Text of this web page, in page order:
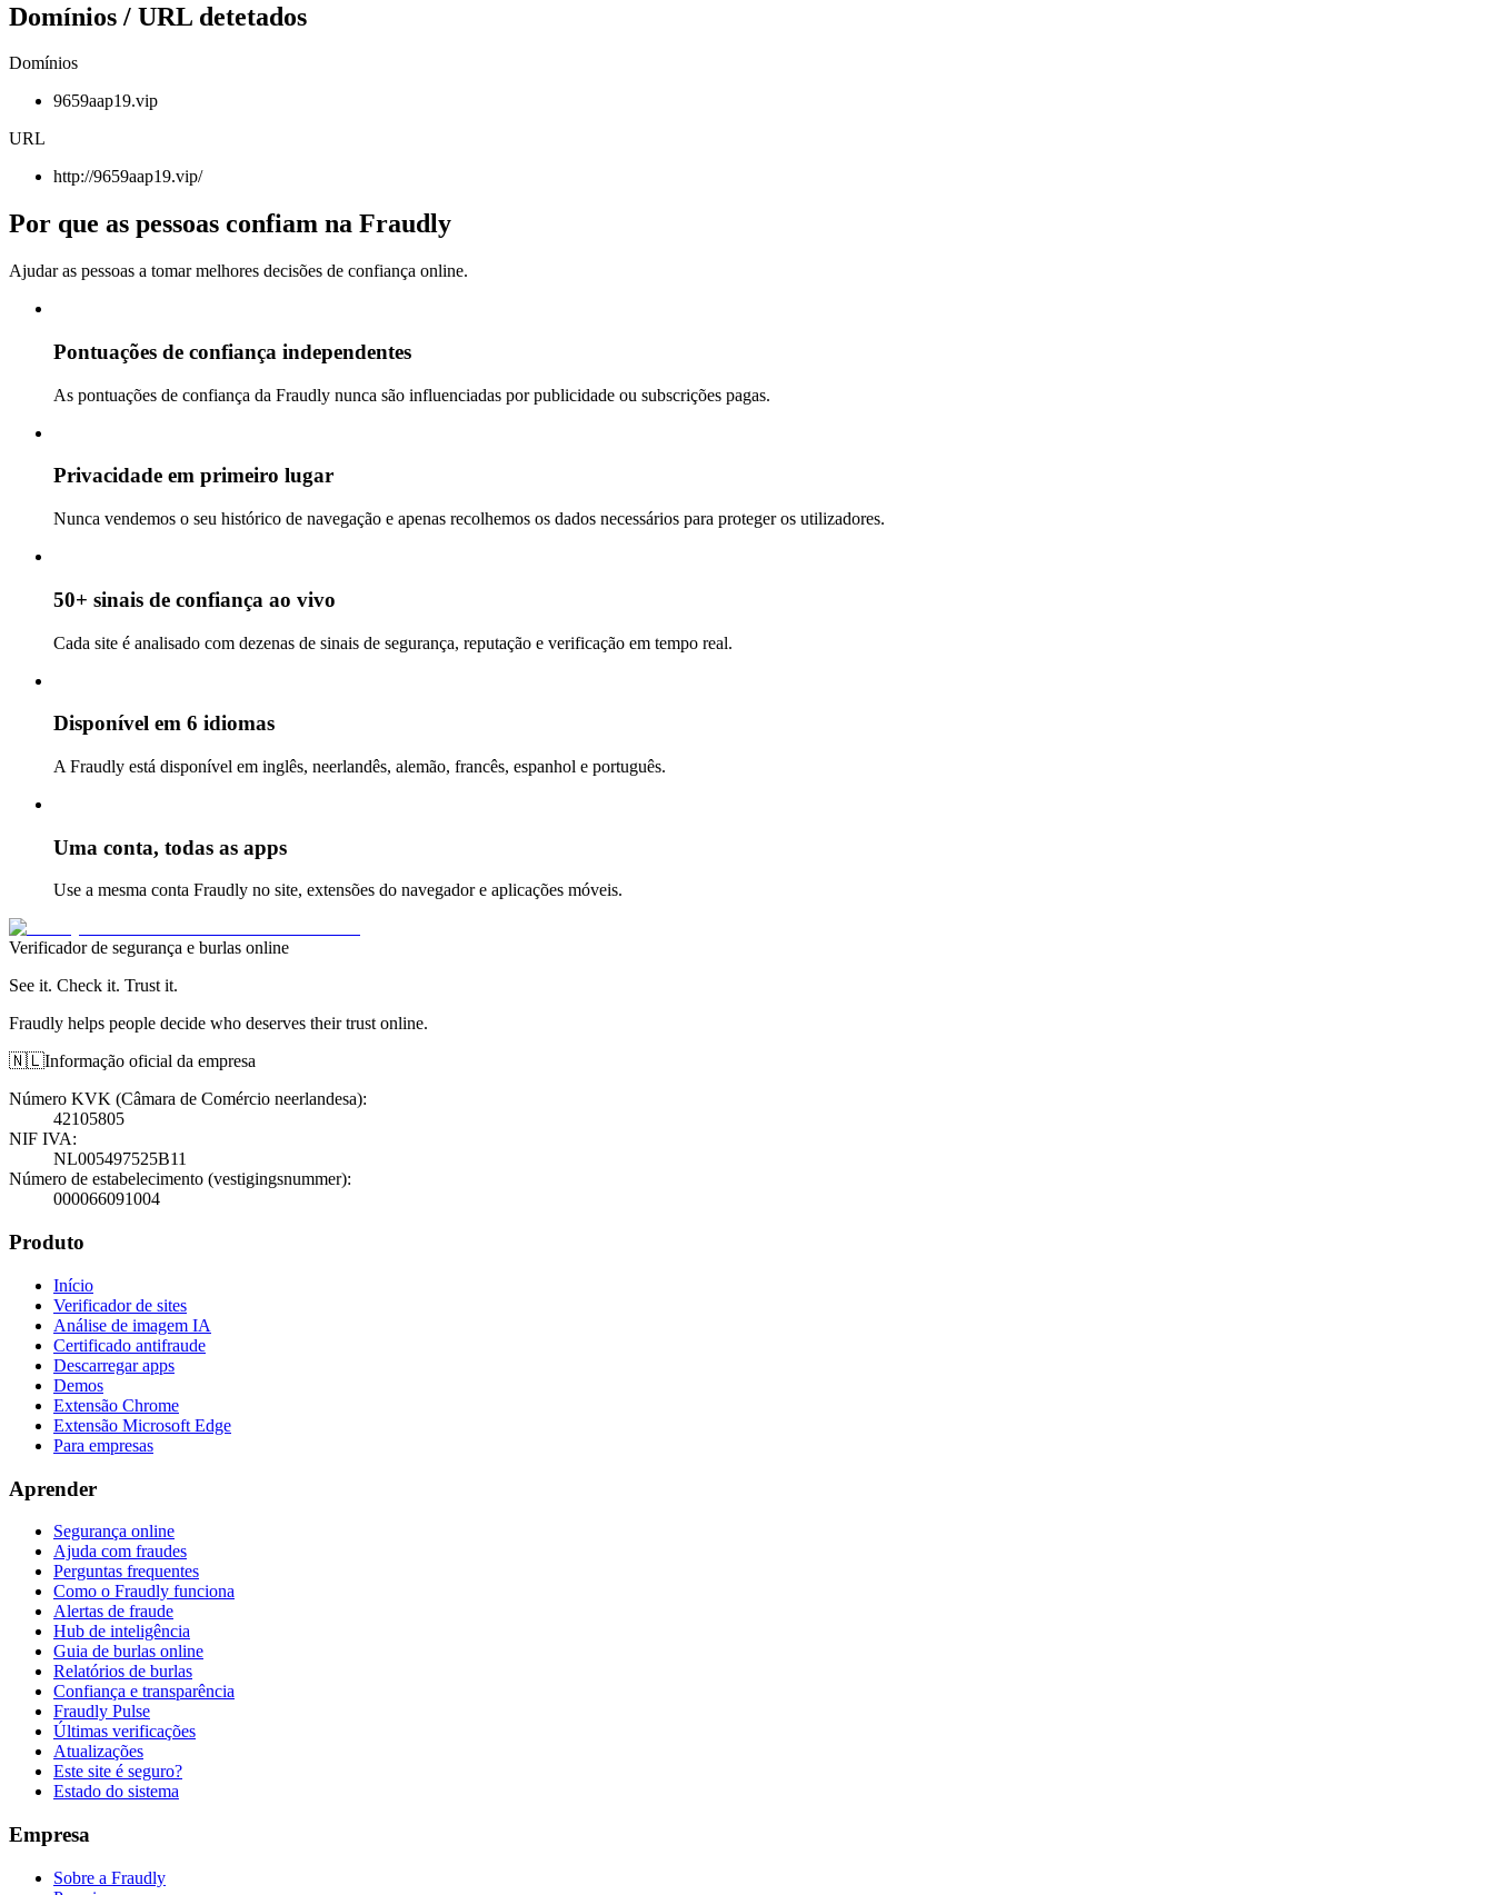
Domínios / URL detetados
Domínios
9659aap19.vip
URL
http://9659aap19.vip/
Por que as pessoas confiam na Fraudly
Ajudar as pessoas a tomar melhores decisões de confiança online.
Pontuações de confiança independentes
As pontuações de confiança da Fraudly nunca são influenciadas por publicidade ou subscrições pagas.
Privacidade em primeiro lugar
Nunca vendemos o seu histórico de navegação e apenas recolhemos os dados necessários para proteger os utilizadores.
50+ sinais de confiança ao vivo
Cada site é analisado com dezenas de sinais de segurança, reputação e verificação em tempo real.
Disponível em 6 idiomas
A Fraudly está disponível em inglês, neerlandês, alemão, francês, espanhol e português.
Uma conta, todas as apps
Use a mesma conta Fraudly no site, extensões do navegador e aplicações móveis.
Verificador de segurança e burlas online
See it. Check it. Trust it.
Fraudly helps people decide who deserves their trust online.
🇳🇱Informação oficial da empresa
Número KVK (Câmara de Comércio neerlandesa):
42105805
NIF IVA:
NL005497525B11
Número de estabelecimento (vestigingsnummer):
000066091004
Produto
Início
Verificador de sites
Análise de imagem IA
Certificado antifraude
Descarregar apps
Demos
Extensão Chrome
Extensão Microsoft Edge
Para empresas
Aprender
Segurança online
Ajuda com fraudes
Perguntas frequentes
Como o Fraudly funciona
Alertas de fraude
Hub de inteligência
Guia de burlas online
Relatórios de burlas
Confiança e transparência
Fraudly Pulse
Últimas verificações
Atualizações
Este site é seguro?
Estado do sistema
Empresa
Sobre a Fraudly